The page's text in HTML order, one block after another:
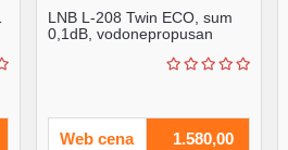
LNB L-208 Twin ECO, sum
0,1dB, vodonepropusan
Web cena 1.580,00